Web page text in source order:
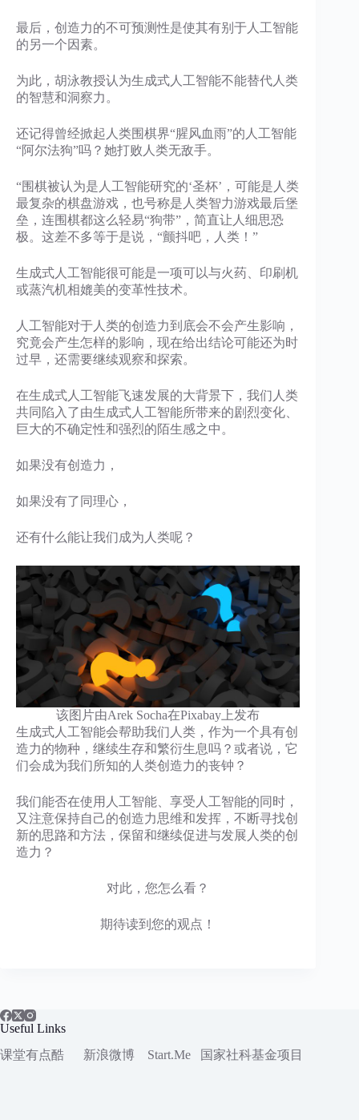
最后，创造力的不可预测性是使其有别于人工智能
的另一个因素。
为此，胡泳教授认为生成式人工智能不能替代人类
的智慧和洞察力。
还记得曾经掀起人类围棋界“腥风血雨”的人工智能
“阿尔法狗”吗？她打败人类无敌手。
“围棋被认为是人工智能研究的‘圣杯’，可能是人类
最复杂的棋盘游戏，也号称是人类智力游戏最后堡
垒，连围棋都这么轻易“狗带”，简直让人细思恐
极。这差不多等于是说，“颤抖吧，人类！”
生成式人工智能很可能是一项可以与火药、印刷机
或蒸汽机相媲美的变革性技术。
人工智能对于人类的创造力到底会不会产生影响，
究竟会产生怎样的影响，现在给出结论可能还为时
过早，还需要继续观察和探索。
在生成式人工智能飞速发展的大背景下，我们人类
共同陷入了由生成式人工智能所带来的剧烈变化、
巨大的不确定性和强烈的陌生感之中。
​如果没有创造力，
如果没有了同理心，
还有什么能让我们成为人类呢？
该图片由Arek Socha在Pixabay上发布
生成式人工智能会帮助我们人类，作为一个具有创
造力的物种，继续生存和繁衍生息吗？或者说，它
们会成为我们所知的人类创造力的丧钟？
我们能否在使用人工智能、享受人工智能的同时，
又注意保持自己的创造力思维和发挥，不断寻找创
新的思路和方法，保留和继续促进与发展人类的创
造力？
对此，您怎么看？
期待读到您的观点！
Useful Links
课堂有点酷
新浪微博 Start.Me 国家社科基金项目